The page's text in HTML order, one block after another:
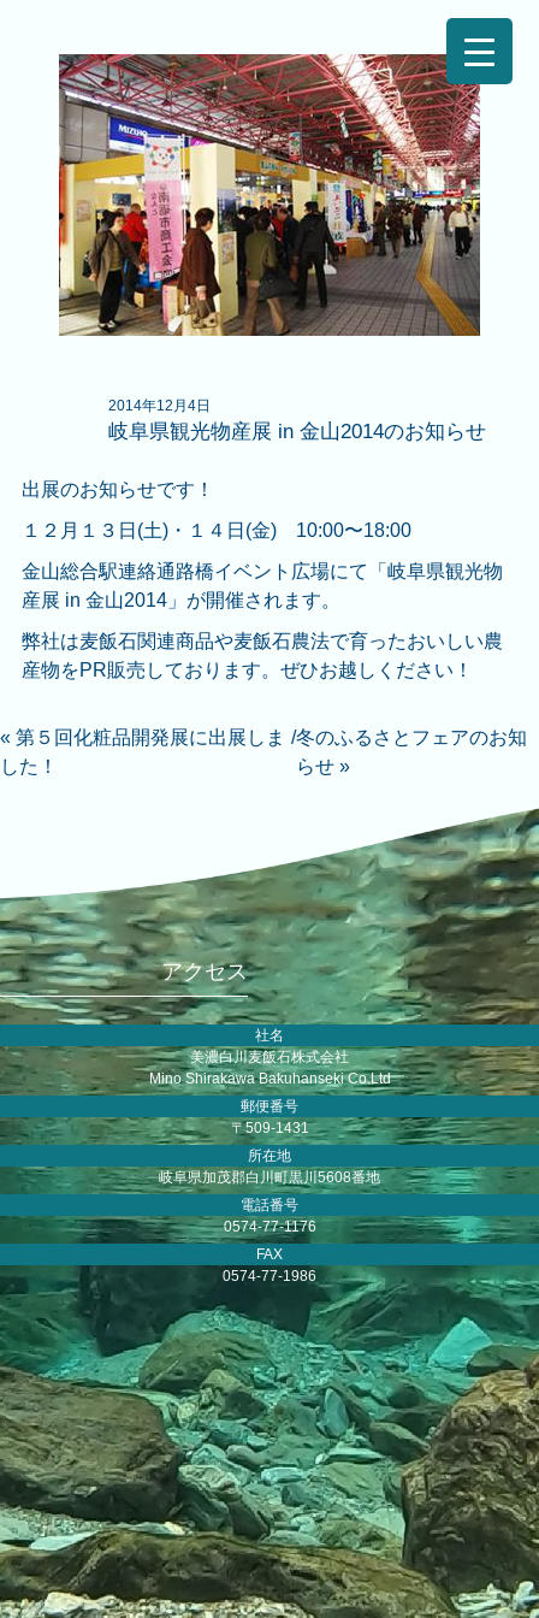
2014年12月4日
岐阜県観光物産展 in 金山2014のお知らせ
出展のお知らせです！
１２月１３日(土)・１４日(金) 10:00〜18:00
金山総合駅連絡通路橋イベント広場にて「岐阜県観光物
産展 in 金山2014」が開催されます。
弊社は麦飯石関連商品や麦飯石農法で育ったおいしい農
産物をPR販売しております。ぜひお越しください！
« 第５回化粧品開発展に出展しま
した！
/冬のふるさとフェアのお知
らせ »
アクセス
社名
美濃白川麦飯石株式会社
Mino Shirakawa Bakuhanseki Co.Ltd
郵便番号
〒509-1431
所在地
岐阜県加茂郡白川町黒川5608番地
電話番号
0574-77-1176
FAX
0574-77-1986